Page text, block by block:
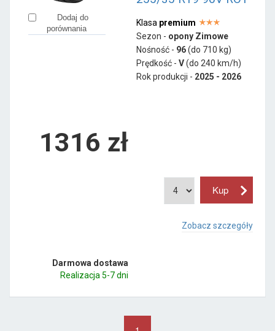
Dodaj do
porównania
Klasa premium
Sezon - opony Zimowe
Nośność - 96(do 710 kg)
Prędkość - V(do 240 km/h)
Rok produkcji - 2025 - 2026
1316 zł
Zobacz szczegóły
Darmowa dostawa
Realizacja 5-7 dni